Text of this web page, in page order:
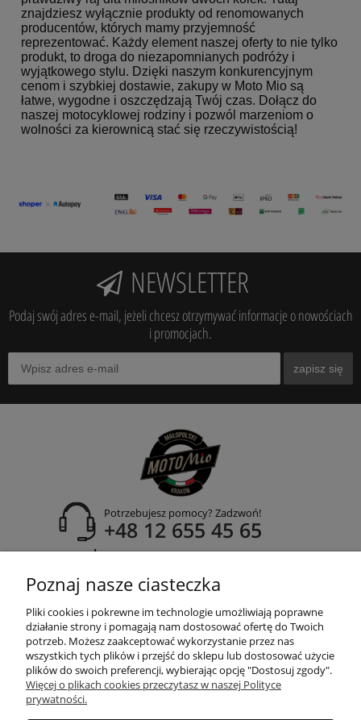
znajdziesz wyłącznie produkty od renomowanych
producentów, których mamy przyjemność
reprezentować. Każdy element naszej oferty to nie tylko
produkt, to droga do niezapomnianych podróży i
wyjątkowego stylu. Dzięki naszym konkurencyjnym
cenom i szybkiej dostawie, zakupy w Moto Mio są
łatwe, wygodne i oszczędzają Twój czas. Dołącz do
naszej motocyklowej rodziny i pozwól marzeniom o
wolności za kierownicą stać się rzeczywistością!
NEWSLETTER
Podaj swój adres e-mail, jeżeli chcesz otrzymywać informacje o nowościach
i promocjach.
zapisz się
Potrzebujesz pomocy? Zadzwoń!
+48 12 655 45 65
adres:
30-435 Kraków
POMOC
Poznaj nasze ciasteczka
Pliki cookies i pokrewne im technologie umożliwiają poprawne
działanie strony i pomagają nam dostosować ofertę do Twoich
potrzeb. Możesz zaakceptować wykorzystanie przez nas
wszystkich tych plików i przejść do sklepu lub dostosować użycie
plików do swoich preferencji, wybierając opcję "Dostosuj zgody".
Więcej o plikach cookies przeczytasz w naszej Polityce
prywatności.